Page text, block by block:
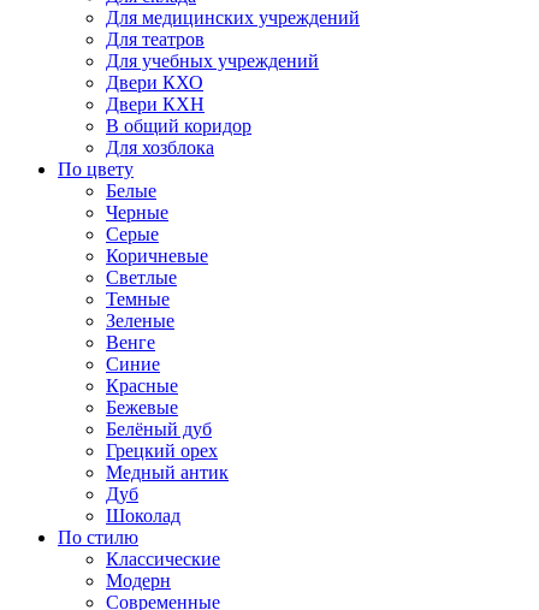
Для медицинских учреждений
Для театров
Для учебных учреждений
Двери КХО
Двери КХН
В общий коридор
Для хозблока
По цвету
Белые
Черные
Серые
Коричневые
Светлые
Темные
Зеленые
Венге
Синие
Красные
Бежевые
Белёный дуб
Грецкий орех
Медный антик
Дуб
Шоколад
По стилю
Классические
Модерн
Современные